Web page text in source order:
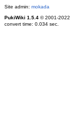
Site admin: mokada
PukiWiki 1.5.4© 2001-2022
convert time: 0.034 sec.